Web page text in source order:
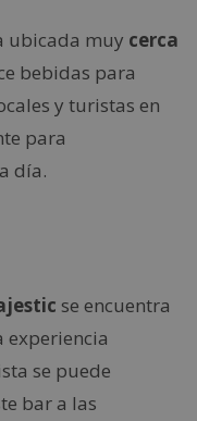
ubicada muy cerca
bebidas para
y turistas en
para
día.
se encuentra
experiencia
se puede
bar a las